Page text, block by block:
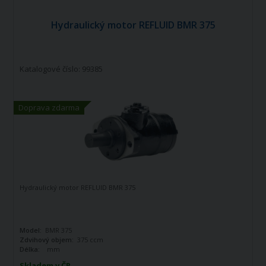
Hydraulický motor REFLUID BMR 375
Doprava zdarma
Katalogové číslo: 99385
Hydraulický motor REFLUID BMR 375
Model: BMR 375
Zdvihový objem:
375 ccm
Délka:
mm